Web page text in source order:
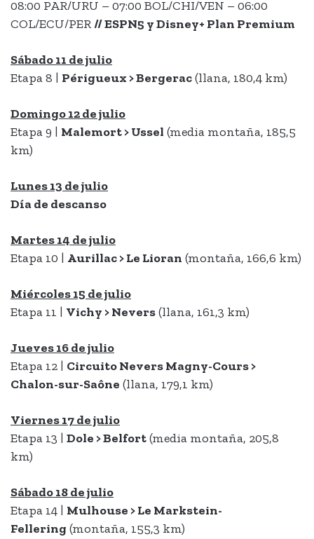
08:00 PAR/URU – 07:00 BOL/CHI/VEN – 06:00
COL/ECU/PER// ESPN5 yDisney+ Plan Premium
Sábado 11 de julio
Etapa 8 | Périgueux > Bergerac(llana, 180,4 km)
Domingo 12 de julio
Etapa 9 | Malemort > Ussel (media montaña, 185,5
km)
Lunes 13 de julio
Día de descanso
Martes 14 de julio
Etapa 10 | Aurillac > Le Lioran (montaña, 166,6 km)
Miércoles 15 de julio
Etapa 11 | Vichy > Nevers(llana, 161,3 km)
Jueves 16 de julio
Etapa 12 | Circuito Nevers Magny-Cours >
Chalon-sur-Saône (llana, 179,1 km)
Viernes 17 de julio
Etapa 13 | Dole > Belfort(media montaña, 205,8
km)
Sábado 18 de julio
Etapa 14 | Mulhouse > Le Markstein-
Fellering (montaña, 155,3 km)